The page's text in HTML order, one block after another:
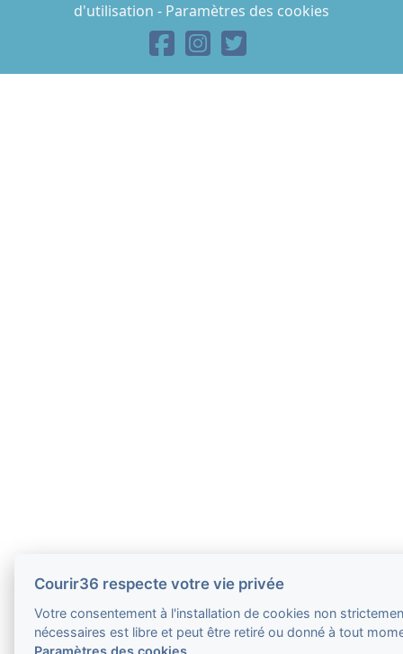
d'utilisation - Paramètres des cookies
Courir36 respecte votre vie privée
Votre consentement à l'installation de cookies non
nécessaires est libre et peut être retiré ou donné à tout
Paramètres des cookies